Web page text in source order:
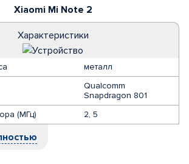
Xiaomi Mi Note 2
Характеристики
металл
Qualcomm
Snapdragon 801
(МГц)
2, 5